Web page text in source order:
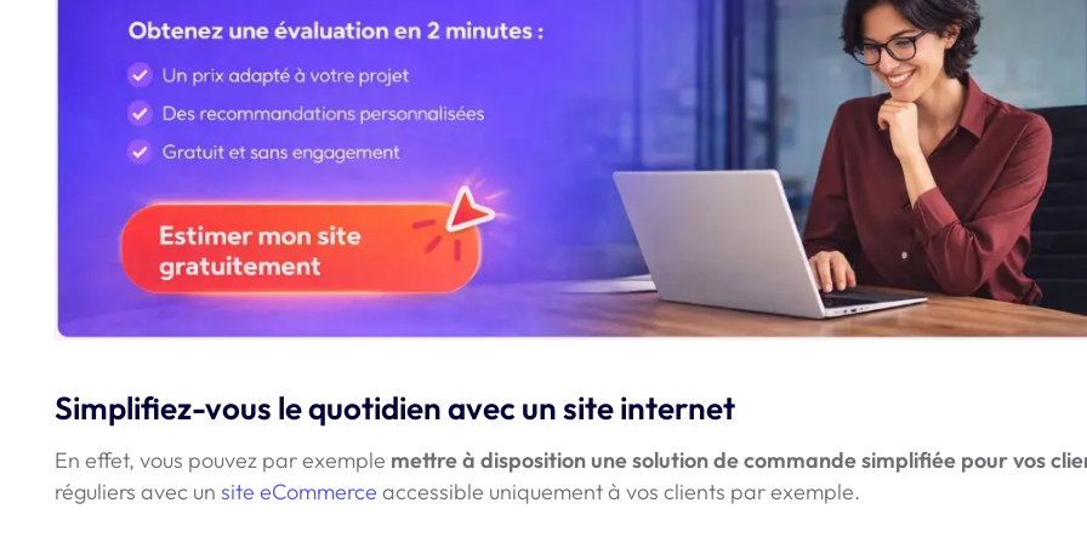
Simplifiez-vous le quotidien avec un site internet
En effet, vous pouvez par exemple mettre à disposition une solution de commande simplifiée pour vos
réguliers avec un site eCommerce accessible uniquement à vos clients par exemple.